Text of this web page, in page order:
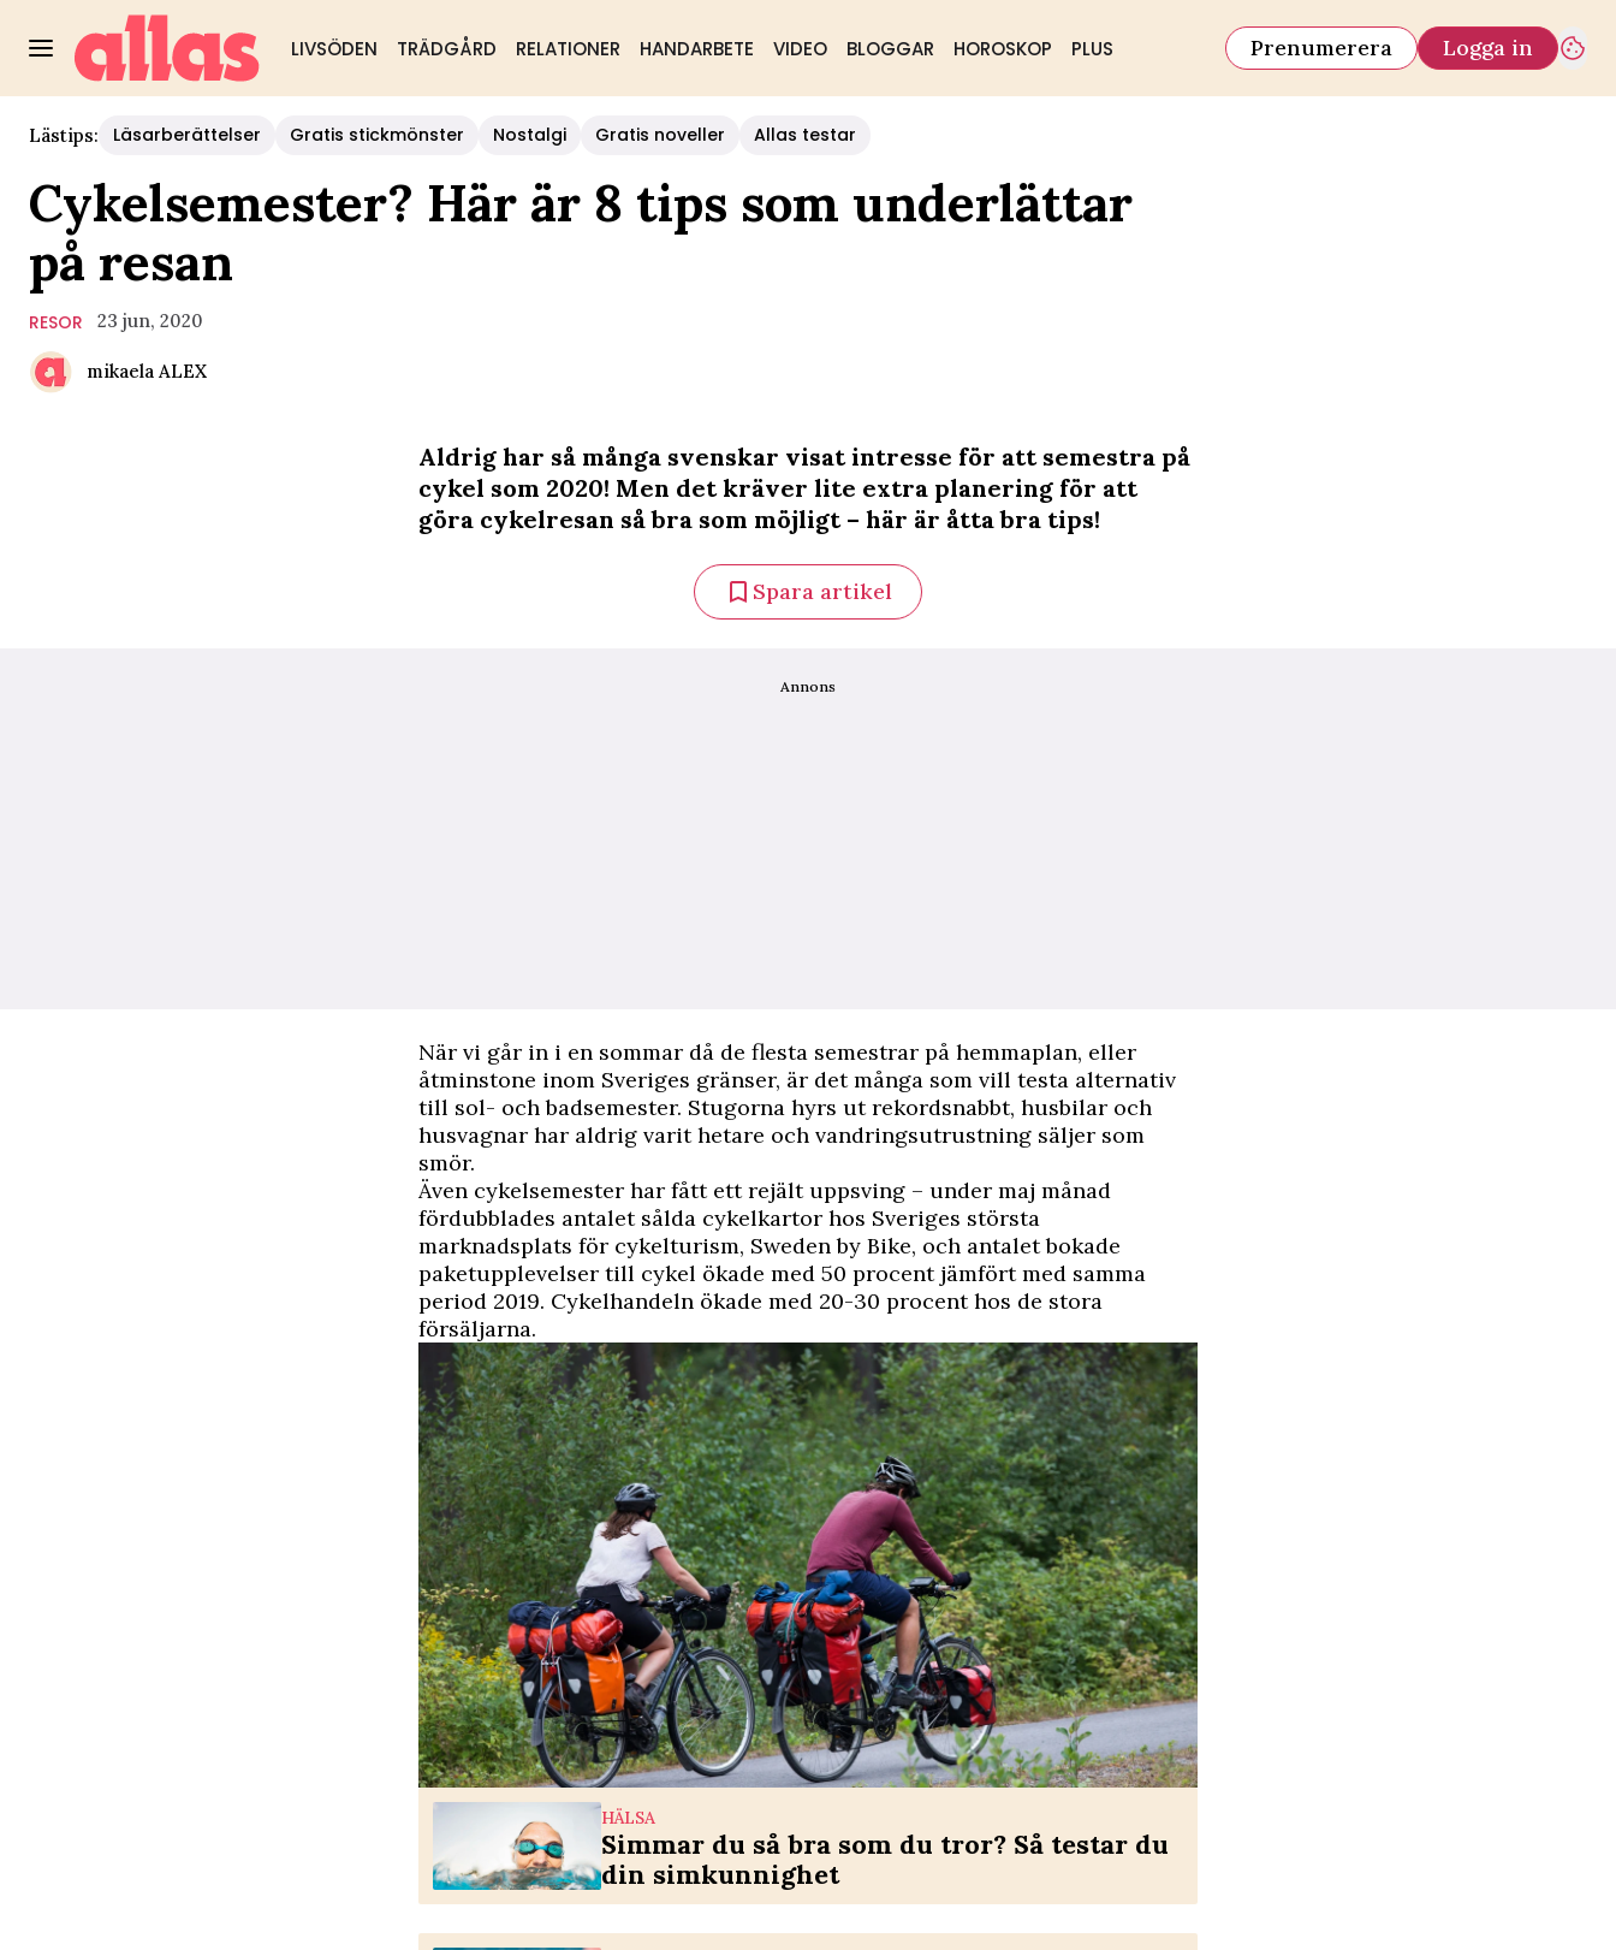
LIVSÖDEN TRÄDGÅRD RELATIONER HANDARBETE VIDEO BLOGGAR HOROSKOP PLUS Prenumerera Logga in
Lästips: Läsarberättelser Gratis stickmönster Nostalgi Gratis noveller Allas testar
Cykelsemester? Här är 8 tips som underlättar
på resan
RESOR 23 jun, 2020
mikaela ALEX
Aldrig har så många svenskar visat intresse för att semestra på
cykel som 2020! Men det kräver lite extra planering för att
göra cykelresan så bra som möjligt – här är åtta bra tips!
Spara artikel
Annons
När vi går in i en sommar då de flesta semestrar på hemmaplan, eller
åtminstone inom Sveriges gränser, är det många som vill testa alternativ
till sol- och badsemester. Stugorna hyrs ut rekordsnabbt, husbilar och
husvagnar har aldrig varit hetare och vandringsutrustning säljer som
smör.
Även cykelsemester har fått ett rejält uppsving – under maj månad
fördubblades antalet sålda cykelkartor hos Sveriges största
marknadsplats för cykelturism, Sweden by Bike, och antalet bokade
paketupplevelser till cykel ökade med 50 procent jämfört med samma
period 2019. Cykelhandeln ökade med 20-30 procent hos de stora
försäljarna.
HÄLSA
Simmar du så bra som du tror? Så testar du
din simkunnighet